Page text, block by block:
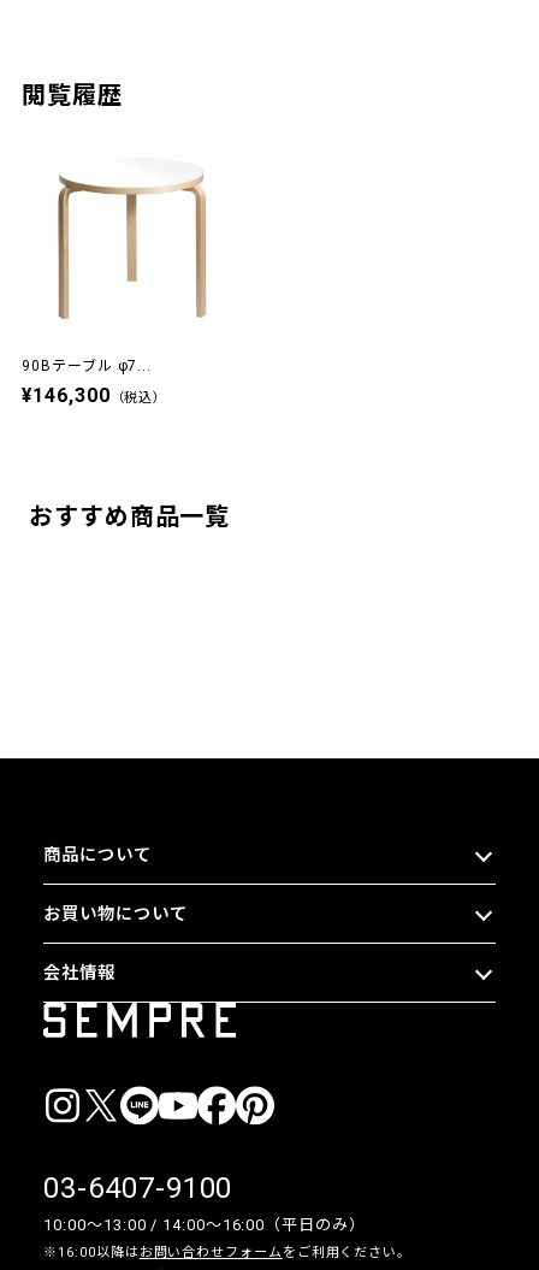
閲覧履歴
90Bテーブル φ7...
¥146,300 （税込）
おすすめ商品一覧
商品について
お買い物について
会社情報
03-6407-9100
10:00〜13:00 / 14:00〜16:00（平日のみ）
※16:00以降は お問い合わせフォームをご利用ください。